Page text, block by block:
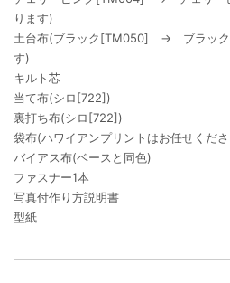
ります)
土台布(ブラック[TM050] → ブラック
す)
キルト芯
当て布(シロ[722])
裏打ち布(シロ[722])
袋布(ハワイアンプリントはお任せくだ
バイアス布(ベースと同色)
ファスナー1本
写真付作り方説明書
型紙